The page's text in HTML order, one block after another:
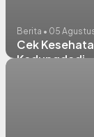
Berita • 05
Cek
Kedungdadi